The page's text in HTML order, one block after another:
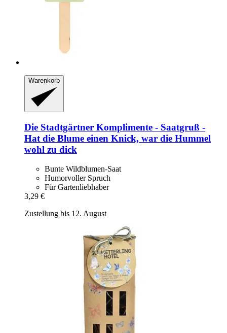
Warenkorb
Die Stadtgärtner Komplimente -​ Saatgruß -​
Hat die Blume einen Knick, war die Hummel
wohl zu dick
Bunte Wildblumen-Saat
Humorvoller Spruch
Für Gartenliebhaber
3,29 €
Zustellung bis 12. August